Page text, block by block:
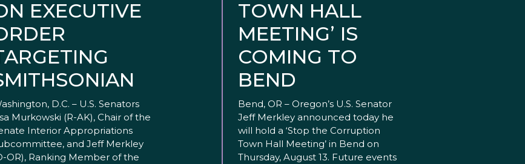
EXECUTIVE
D.C. – U.S. Senators
Murkowski (R-AK), Chair of the
Interior Appropriations
and Jeff Merkley
OR), Ranking Member of the
TOWN HALL
MEETING’ IS
COMING TO
BEND
Bend, OR – Oregon’s U.S. Senator
Jeff Merkley announced today he
will hold a ‘Stop the Corruption
Town Hall Meeting’ in Bend on
Thursday, August 13. Future events